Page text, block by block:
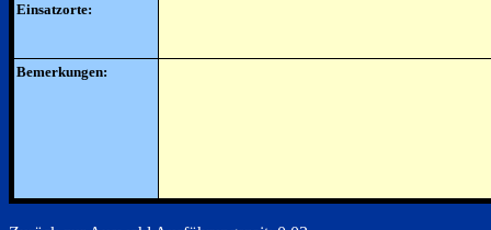
Einsatzorte:
Bemerkungen: